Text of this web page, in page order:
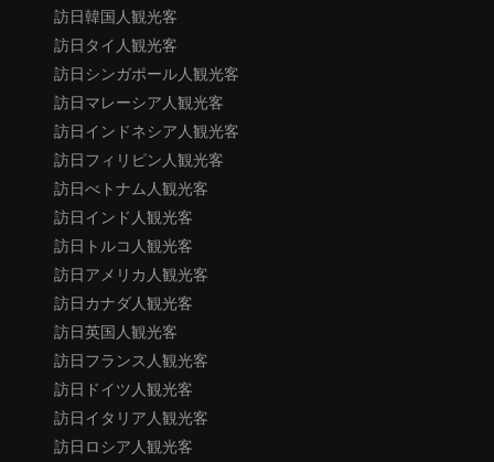
訪日韓国人観光客
訪日タイ人観光客
訪日シンガポール人観光客
訪日マレーシア人観光客
訪日インドネシア人観光客
訪日フィリピン人観光客
訪日べトナム人観光客
訪日インド人観光客
訪日トルコ人観光客
訪日アメリカ人観光客
訪日カナダ人観光客
訪日英国人観光客
訪日フランス人観光客
訪日ドイツ人観光客
訪日イタリア人観光客
訪日ロシア人観光客